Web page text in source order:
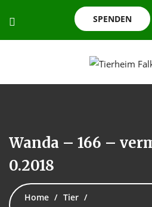
SPENDEN
Wanda – 166 –
0.2018
Home
Tier